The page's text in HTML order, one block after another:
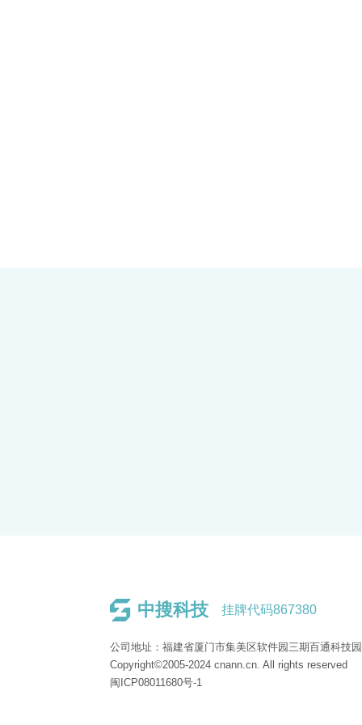
中搜科技 挂牌代码867380
公司地址：福建省厦门市集美区软件园三期百通科技
Copyright©2005-2024 cnann.cn. All rights reserved
闽ICP08011680号-1